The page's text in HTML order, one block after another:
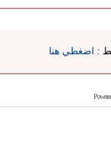
: اضغطي هنا